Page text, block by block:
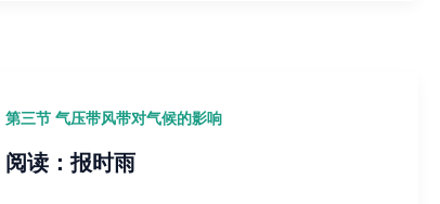
第三节 气压带风带对气候的影响
阅读：报时雨